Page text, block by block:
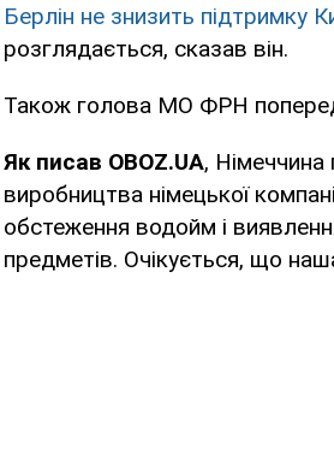
Берлін не знизить підтримку
розглядається, сказав він.
Також голова МО ФРН
Як писав OBOZ.UA, Німеччина
виробництва німецької
обстеження водойм і
предметів. Очікується, що